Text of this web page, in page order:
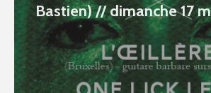
Bastien) // dimanche 17